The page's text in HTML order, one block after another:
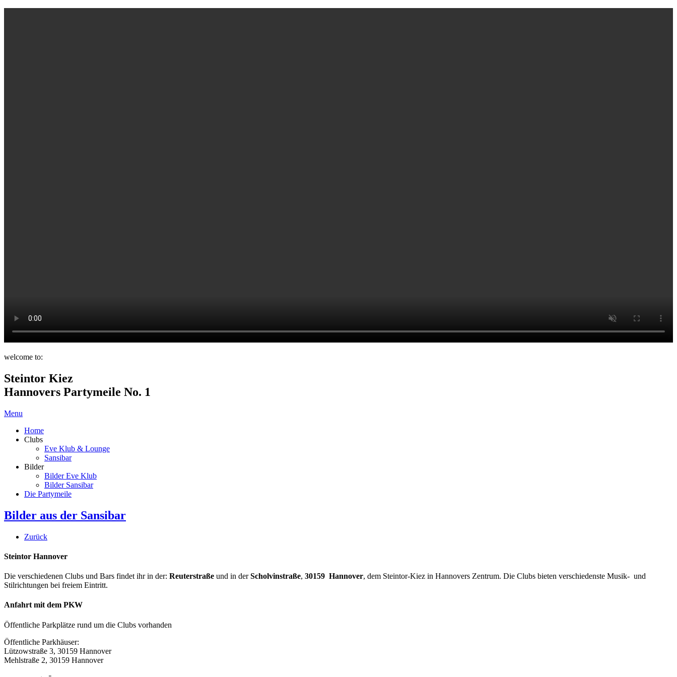
welcome to:
Steintor Kiez
Hannovers Partymeile No. 1
Menu
Home
Clubs
Eve Klub & Lounge
Sansibar
Bilder
Bilder Eve Klub
Bilder Sansibar
Die Partymeile
Bilder aus der Sansibar
Zurück
Steintor Hannover
Die verschiedenen Clubs und Bars findet ihr in der: Reuterstraße und in derScholvinstraße, 30159 Hannover, dem Steintor-Kiez in Hannovers Zentrum. Die Clubs bieten verschiedenste Musik- und
Stilrichtungen bei freiem Eintritt.
Anfahrt mit dem PKW
Öffentliche Parkplätze rund um die Clubs vorhanden
Öffentliche Parkhäuser:
Lützowstraße 3, 30159 Hannover
Mehlstraße 2, 30159 Hannover